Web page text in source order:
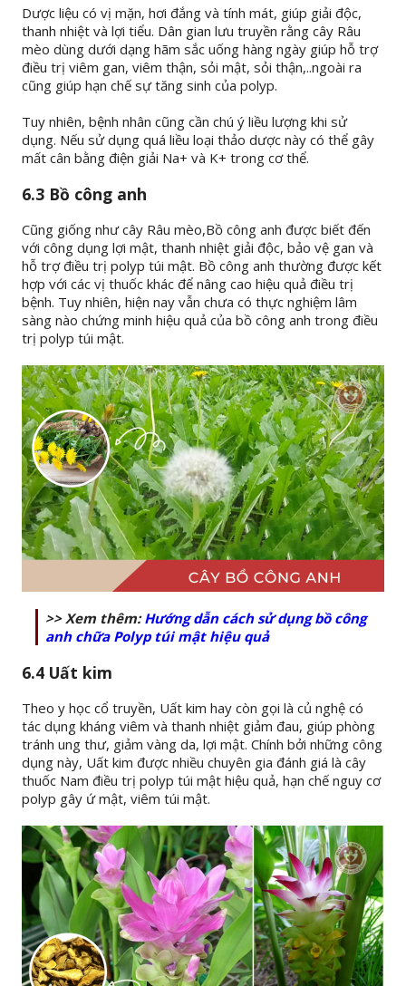
Dược liệu có vị mặn, hơi đắng và tính mát, giúp giải độc,
thanh nhiệt và lợi tiểu. Dân gian lưu truyền rằng cây Râu
mèo dùng dưới dạng hãm sắc uống hàng ngày giúp hỗ trợ
điều trị viêm gan, viêm thận, sỏi mật, sỏi thận,..ngoài ra
cũng giúp hạn chế sự tăng sinh của polyp.
Tuy nhiên, bệnh nhân cũng cần chú ý liều lượng khi sử
dụng. Nếu sử dụng quá liều loại thảo dược này có thể gây
mất cân bằng điện giải Na+ và K+ trong cơ thể.
6.3 Bồ công anh
Cũng giống như cây Râu mèo,Bồ công anh được biết đến
với công dụng lợi mật, thanh nhiệt giải độc, bảo vệ gan và
hỗ trợ điều trị polyp túi mật. Bồ công anh thường được kết
hợp với các vị thuốc khác để nâng cao hiệu quả điều trị
bệnh. Tuy nhiên, hiện nay vẫn chưa có thực nghiệm lâm
sàng nào chứng minh hiệu quả của bồ công anh trong điều
trị polyp túi mật.
>> Xem thêm:Hướng dẫn cách sử dụng bồ công
anh chữa Polyp túi mật hiệu quả
6.4 Uất kim
Theo y học cổ truyền, Uất kim hay còn gọi là củ nghệ có
tác dụng kháng viêm và thanh nhiệt giảm đau, giúp phòng
tránh ung thư, giảm vàng da, lợi mật. Chính bởi những công
dụng này, Uất kim được nhiều chuyên gia đánh giá là cây
thuốc Nam điều trị polyp túi mật hiệu quả, hạn chế nguy cơ
polyp gây ứ mật, viêm túi mật.